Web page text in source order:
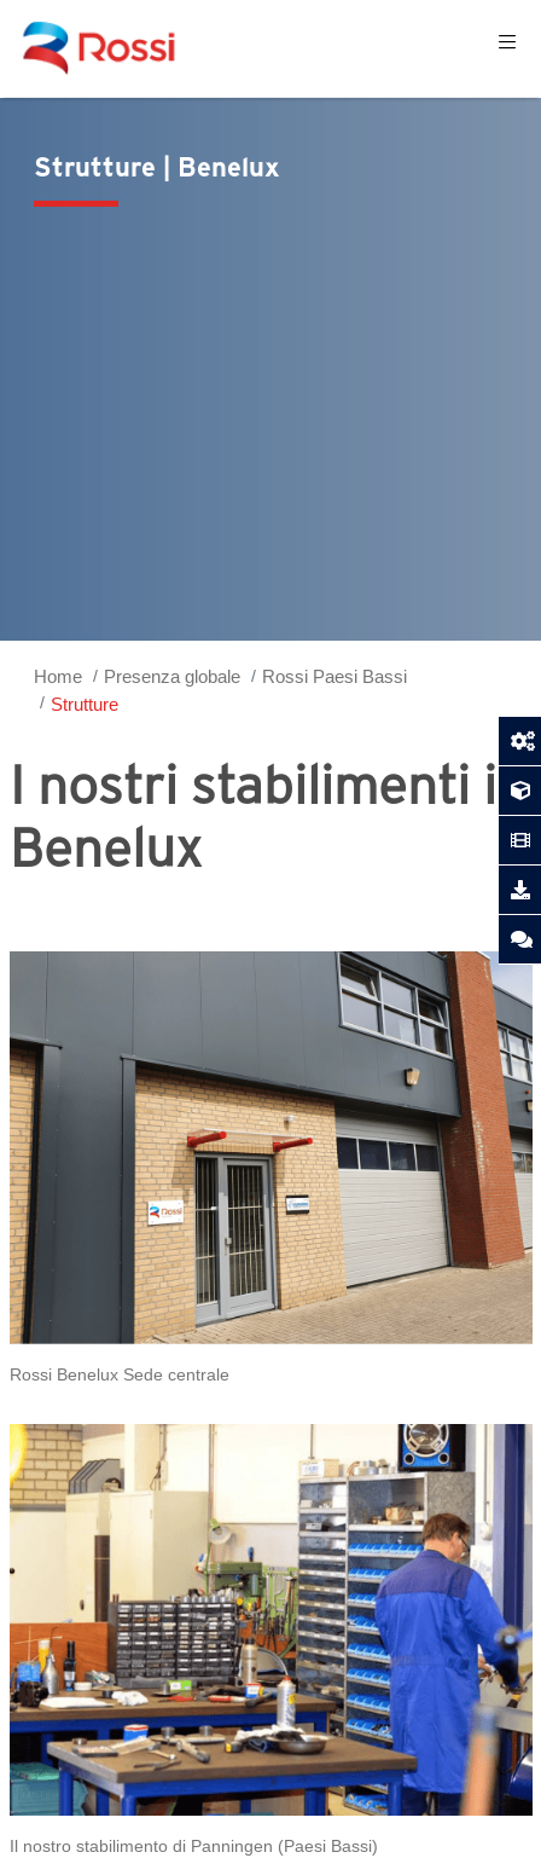
Strutture | Benelux
Home Presenza globale
Rossi Paesi Bassi
Strutture
I nostri stabilimenti in
Benelux
Rossi Benelux Sede centrale
Il nostro stabilimento di Panningen (Paesi Bassi)